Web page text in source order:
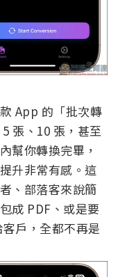
App 的「批次轉
張、10 張，甚至
幫你轉換完畢，
升非常有感。這
、部落客來說簡
成 PDF、或是要
戶，全都不再是